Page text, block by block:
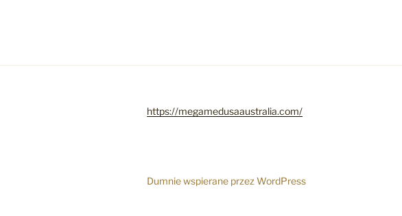
https://megamedusaaustralia.com/
Dumnie wspierane przez WordPress